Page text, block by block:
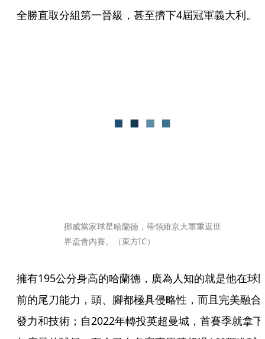
全勝直取分組第一晉級，甚至擠下4屆冠軍義大利。
挪威當家球星哈蘭德，帶領維京大軍重返世
界盃會內賽。（東方IC）
擁有195公分身高的哈蘭德，廣為人知的就是他在球
前的尾刀能力，頭、腳都極具侵略性，而且完美融合
發力和技術；自2022年轉投英超曼城，首賽季就拿下